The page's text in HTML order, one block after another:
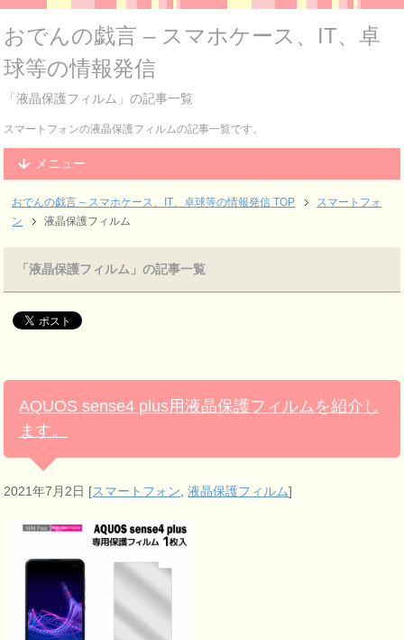
おでんの戯言 – スマホケース、IT、卓
球等の情報発信
「液晶保護フィルム」の記事一覧
スマートフォンの液晶保護フィルムの記事一覧です。
メニュー
おでんの戯言 – スマホケース、IT、卓球等の情報発信 TOP
スマートフォ
ン
液晶保護フィルム
「液晶保護フィルム」の記事一覧
AQUOS sense4 plus用液晶保護フィルムを紹介し
ます。
2021年7月2日 [スマートフォン,液晶保護フィルム]